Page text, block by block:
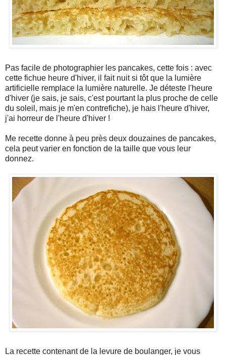
Pas facile de photographier les pancakes, cette fois : avec
cette fichue heure d'hiver, il fait nuit si tôt que la lumière
artificielle remplace la lumière naturelle. Je déteste l'heure
d'hiver (je sais, je sais, c'est pourtant la plus proche de celle
du soleil, mais je m'en contrefiche), je hais l'heure d'hiver,
j'ai horreur de l'heure d'hiver !
Me recette donne à peu près deux douzaines de pancakes,
cela peut varier en fonction de la taille que vous leur
donnez.
La recette contenant de la levure de boulanger, je vous